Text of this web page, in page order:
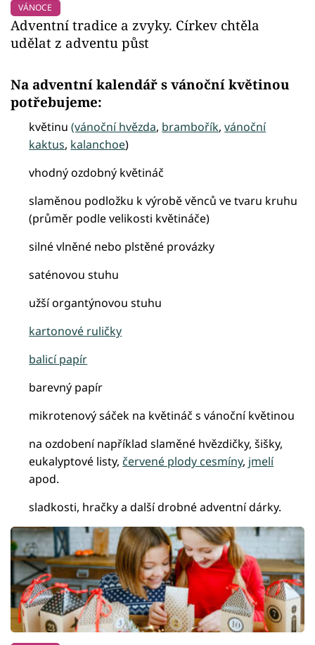
VÁNOCE
Adventní tradice a zvyky. Církev chtěla
udělat z adventu půst
Na adventní kalendář s vánoční květinou
potřebujeme:
květinu(vánoční hvězda, brambořík,vánoční
kaktus, kalanchoe)
vhodný ozdobný květináč
slaměnou podložku k výrobě věnců ve tvaru kruhu
(průměr podle velikosti květináče)
silné vlněné nebo plstěné provázky
saténovou stuhu
užší organtýnovou stuhu
kartonové ruličky
balicí papír
barevný papír
mikrotenový sáček na květináč s vánoční květinou
na ozdobení například slaměné hvězdičky, šišky,
eukalyptové listy, červené plody cesmíny, jmelí
apod.
sladkosti, hračky a další drobné adventní dárky.